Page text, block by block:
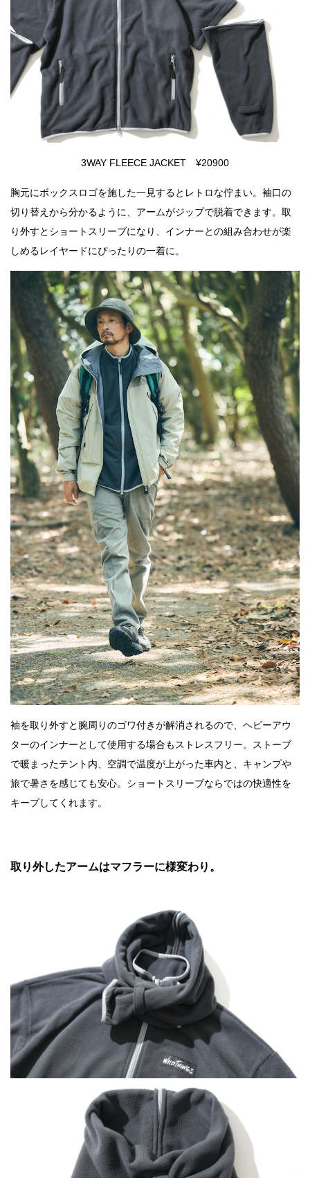
3WAY FLEECE JACKET ¥20900
胸元にボックスロゴを施した一見するとレトロな佇まい。袖口の
切り替えから分かるように、アームがジップで脱着できます。取
り外すとショートスリーブになり、インナーとの組み合わせが楽
しめるレイヤードにぴったりの一着に。
袖を取り外すと腕周りのゴワ付きが解消されるので、ヘビーアウ
ターのインナーとして使用する場合もストレスフリー。ストーブ
で暖まったテント内、空調で温度が上がった車内と、キャンプや
旅で暑さを感じても安心。ショートスリーブならではの快適性を
キープしてくれます。
取り外したアームはマフラーに様変わり。